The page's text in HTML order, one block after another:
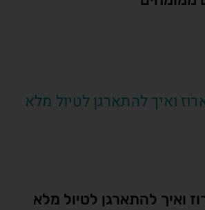
ואיך להתארגן לטיול מלא